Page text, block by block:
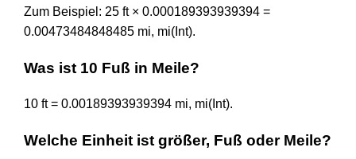
Zum Beispiel: 25 ft × 0.000189393939394 =
0.00473484848485 mi, mi(Int).
Was ist 10 Fuß in Meile?
10 ft = 0.00189393939394 mi, mi(Int).
Welche Einheit ist größer, Fuß oder Meile?